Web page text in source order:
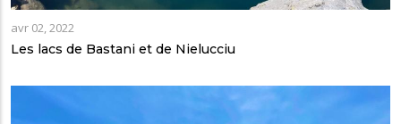
avr 02, 2022
Les lacs de Bastani et de Nielucciu